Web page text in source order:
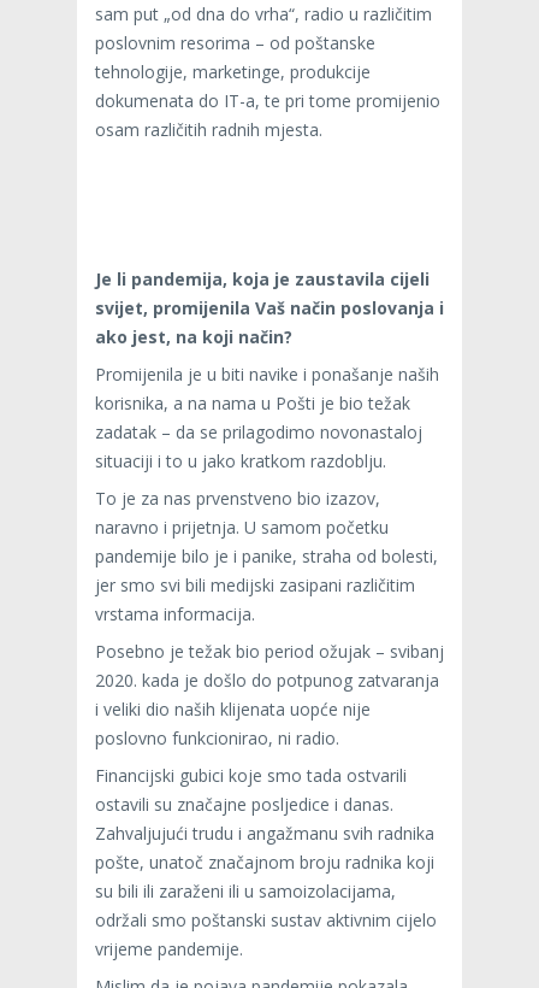
sam put „od dna do vrha“, radio u različitim
poslovnim resorima – od poštanske
tehnologije, marketinge, produkcije
dokumenata do IT-a, te pri tome promijenio
osam različitih radnih mjesta.
Je li pandemija, koja je zaustavila cijeli
svijet, promijenila Vaš način poslovanja i
ako jest, na koji način?
Promijenila je u biti navike i ponašanje naših
korisnika, a na nama u Pošti je bio težak
zadatak – da se prilagodimo novonastaloj
situaciji i to u jako kratkom razdoblju.
To je za nas prvenstveno bio izazov,
naravno i prijetnja. U samom početku
pandemije bilo je i panike, straha od bolesti,
jer smo svi bili medijski zasipani različitim
vrstama informacija.
Posebno je težak bio period ožujak – svibanj
2020. kada je došlo do potpunog zatvaranja
i veliki dio naših klijenata uopće nije
poslovno funkcionirao, ni radio.
Financijski gubici koje smo tada ostvarili
ostavili su značajne posljedice i danas.
Zahvaljujući trudu i angažmanu svih radnika
pošte, unatoč značajnom broju radnika koji
su bili ili zaraženi ili u samoizolacijama,
održali smo poštanski sustav aktivnim cijelo
vrijeme pandemije.